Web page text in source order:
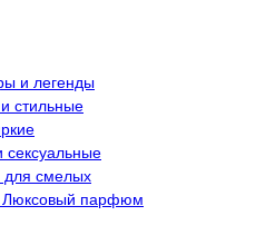
и легенды
стильные
сексуальные
для смелых
Люксовый парфюм